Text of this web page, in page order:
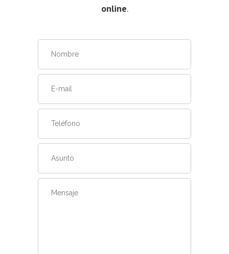
online.